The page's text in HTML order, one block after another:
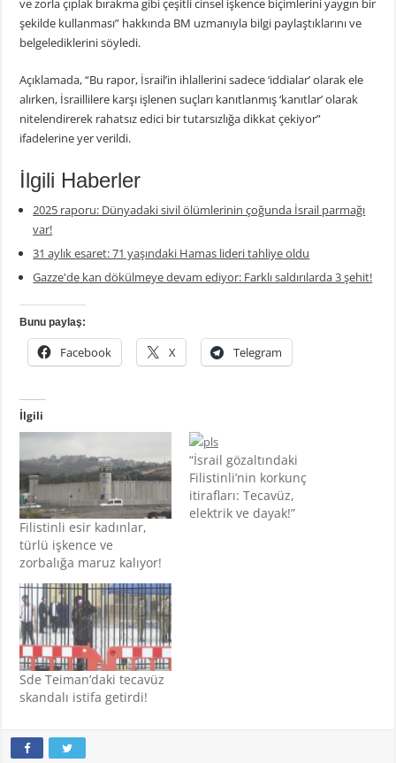
ve zorla çıplak bırakma gibi çeşitli cinsel işkence biçimlerini yaygın bir
şekilde kullanması” hakkında BM uzmanıyla bilgi paylaştıklarını ve
belgelediklerini söyledi.
Açıklamada, “Bu rapor, İsrail’in ihlallerini sadece ‘iddialar’ olarak ele
alırken, İsraillilere karşı işlenen suçları kanıtlanmış ‘kanıtlar’ olarak
nitelendirerek rahatsız edici bir tutarsızlığa dikkat çekiyor”
ifadelerine yer verildi.
İlgili Haberler
2025 raporu: Dünyadaki sivil ölümlerinin çoğunda İsrail parmağı
var!
31 aylık esaret: 71 yaşındaki Hamas lideri tahliye oldu
Gazze'de kan dökülmeye devam ediyor: Farklı saldırılarda 3 şehit!
Bunu paylaş:
Facebook X Telegram
İlgili
Filistinli esir kadınlar,
türlü işkence ve
zorbalığa maruz kalıyor!
“İsrail gözaltındaki
Filistinli’nin korkunç
itirafları: Tecavüz,
elektrik ve dayak!”
Sde Teiman’daki tecavüz
skandalı istifa getirdi!